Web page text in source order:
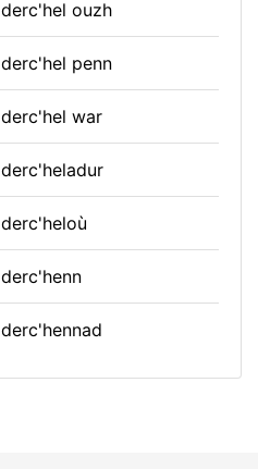
derc'hel ouzh
derc'hel penn
derc'hel war
derc'heladur
derc'heloù
derc'henn
derc'hennad